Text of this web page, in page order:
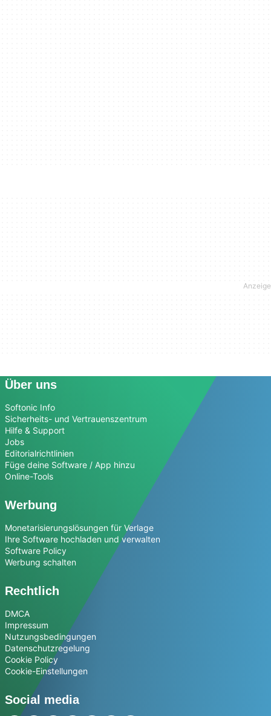
Über uns
Softonic Info
Sicherheits- und Vertrauenszentrum
Hilfe & Support
Jobs
Editorialrichtlinien
Füge deine Software / App hinzu
Online-Tools
Werbung
Monetarisierungslösungen für Verlage
Ihre Software hochladen und verwalten
Software Policy
Werbung schalten
Rechtlich
DMCA
Impressum
Nutzungsbedingungen
Datenschutzregelung
Cookie Policy
Cookie-Einstellungen
Social media